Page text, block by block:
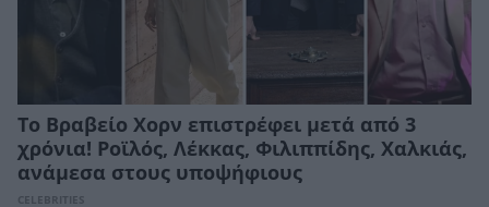
Το Βραβείο Χορν επιστρέφει μετά από 3
χρόνια! Ροϊλός, Λέκκας, Φιλιππίδης, Χαλκιάς,
ανάμεσα στους υποψήφιους
CELEBRITIES